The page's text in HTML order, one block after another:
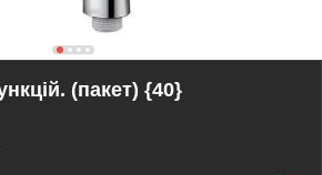
(пакет) {40}